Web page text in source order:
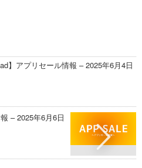
】アプリセール情報 – 2025年6月4日
– 2025年6月6日